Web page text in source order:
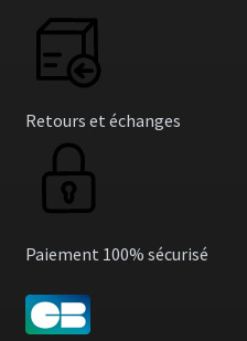
Retours et échanges
Paiement 100% sécurisé